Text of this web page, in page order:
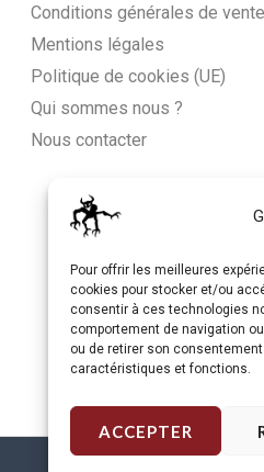
Pour offrir les meilleures
cookies pour stocker et/ou
consentir à ces technologies
comportement de navigation
ou de retirer son
caractéristiques et fonctions.
ACCEPTER
Conditions générales de vente
Mentions légales
Politique de cookies (UE)
Qui sommes nous ?
Nous contacter